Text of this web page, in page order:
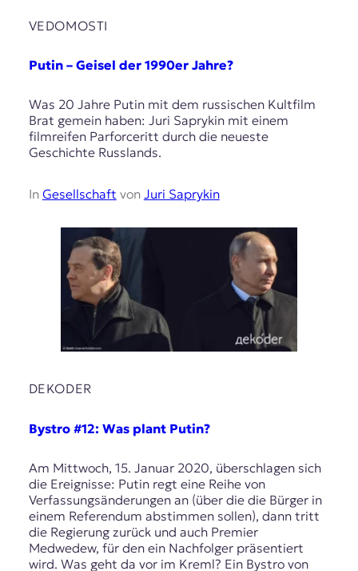
VEDOMOSTI
Putin – Geisel der 1990er Jahre?
Was 20 Jahre Putin mit dem russischen Kultfilm
Brat gemein haben: Juri Saprykin mit einem
filmreifen Parforceritt durch die neueste
Geschichte Russlands.
In Gesellschaft von Juri Saprykin
DEKODER
Bystro #12: Was plant Putin?
Am Mittwoch, 15. Januar 2020, überschlagen sich
die Ereignisse: Putin regt eine Reihe von
Verfassungsänderungen an (über die die Bürger in
einem Referendum abstimmen sollen), dann tritt
die Regierung zurück und auch Premier
Medwedew, für den ein Nachfolger präsentiert
wird. Was geht da vor im Kreml? Ein Bystro von